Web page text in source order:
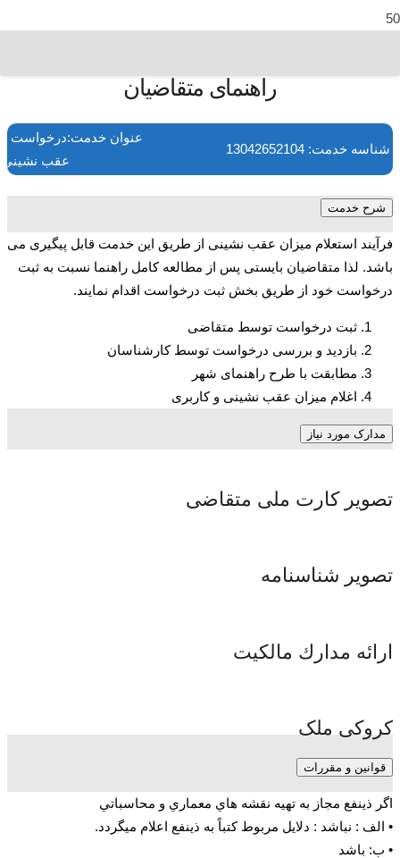
راهنمای متقاضیان
شناسه خدمت: 13042652104
عنوان خدمت:درخواست
عقب نشینی
شرح خدمت
فرآیند استعلام میزان عقب نشینی از طریق این خدمت قابل پیگیری می
باشد. لذا متقاضیان بایستی پس از مطالعه کامل راهنما نسبت به ثبت
درخواست خود از طریق بخش ثبت درخواست اقدام نمایند.
ثبت درخواست توسط متقاضی
بازدید و بررسی درخواست توسط کارشناسان
مطابقت با طرح راهنمای شهر
اغلام میزان عقب نشینی و کاربری
مدارک مورد نیاز
تصویر کارت ملی متقاضی
تصویر شناسنامه
ارائه مدارك مالكيت
کروکی ملک
قوانین و مقررات
اگر ذينفع مجاز به تهيه نقشه هاي معماري و محاسباتي
• الف : نباشد : دلايل مربوط كتباً به ذينفع اعلام ميگردد.
• ب: باشد